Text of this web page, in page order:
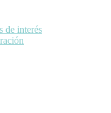
de interés